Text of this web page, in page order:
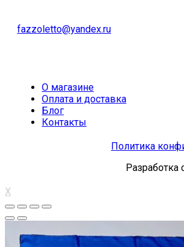
fazzoletto@yandex.ru
О магазине
Оплата и доставка
Блог
Контакты
Политика
Разработка
X